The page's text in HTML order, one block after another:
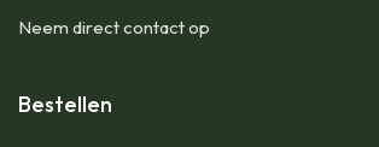
Neem direct contact op
Bestellen